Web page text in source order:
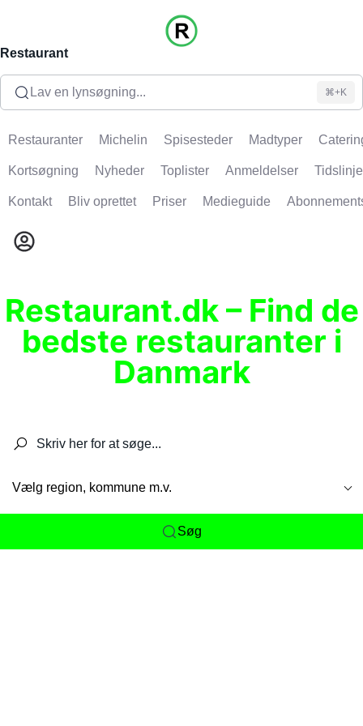
Restaurant
Lav en lynsøgning... ⌘+K
Restauranter Michelin Spisesteder Madtyper
Kortsøgning Nyheder Toplister Anmeldelser Tidslinje
Kontakt Bliv oprettet Priser Medieguide
Restaurant.dk – Find de
bedste restauranter i
Danmark
Vælg region, kommune m.v.
Søg